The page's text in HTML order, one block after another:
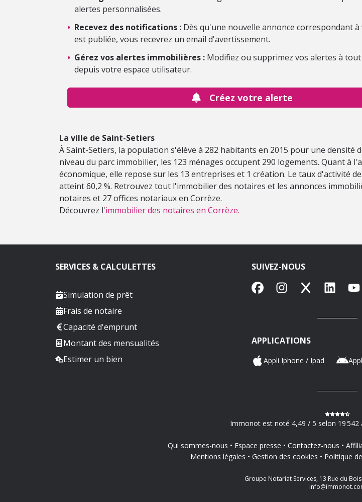
alertes personnalisées.
• Recevez des notifications : Dès qu'une nouvelle annonce correspondant à
est publiée, vous recevrez un email d'avertissement.
• Gérez vos alertes immobilières : Modifiez ou supprimez vos alertes à
depuis votre espace utilisateur.
Créez votre alerte
La ville de Saint-Setiers
À Saint-Setiers, la population s'élève à 282 habitants en 2015 pour une densité
niveau du parc immobilier, les 123 ménages occupent 290 logements. Quant à
économique, elle repose sur les 13 entreprises et 1 création. Le taux d'activité
atteint 60,2 %. Retrouvez tout l'immobilier des notaires et les annonces
notaires et 27 offices notariaux en Corrèze.
Découvrez l'immobilier des notaires en Corrèze.
SERVICES & CALCULETTES
Simulation de prêt
Frais de notaire
Capacité d'emprunt
Montant des mensualités
Estimer un bien
SUIVEZ-NOUS
FacebookInstagram
X LinkedIn
APPLICATIONS
Appli Iphone / Ipad
Immonot est noté 4,49 / 5 selon 19 542
Qui sommes-nous Espace presse Contactez-nous
Mentions légales
Gestion des cookies Politique
Groupe Notariat Services, 13 Rue du